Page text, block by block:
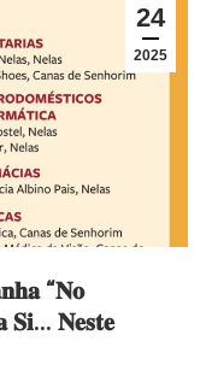
24
2025
“𝐍𝐨
𝐒𝐢… 𝐍𝐞𝐬𝐭𝐞